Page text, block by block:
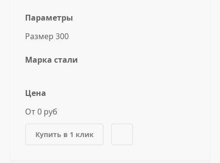
Параметры
Размер 300
Марка стали
Цена
От 0 руб
Купить в 1 клик